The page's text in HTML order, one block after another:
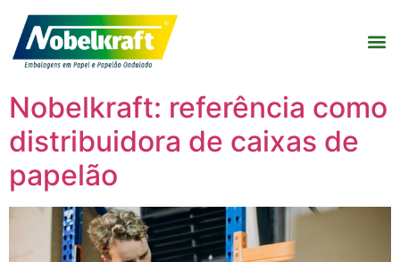
Nobelkraft: referência como
distribuidora de caixas de
papelão